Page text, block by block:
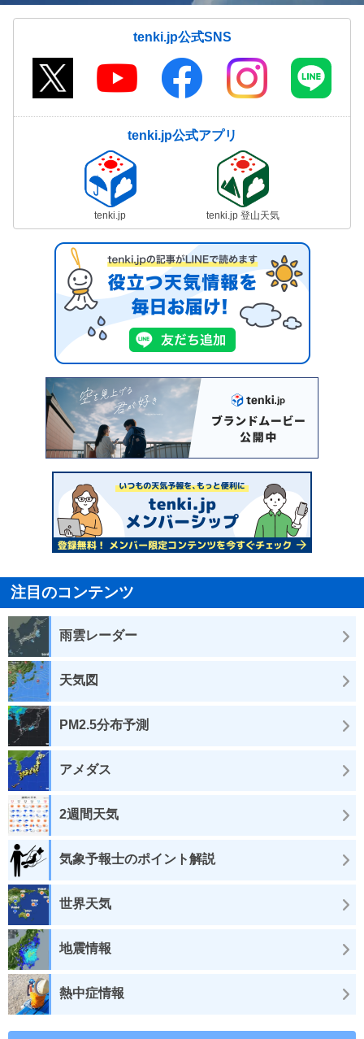
tenki.jp公式SNS
tenki.jp公式アプリ
tenki.jp tenki.jp 登山天気
注目のコンテンツ
雨雲レーダー
天気図
PM2.5分布予測
アメダス
2週間天気
気象予報士のポイント解説
世界天気
地震情報
熱中症情報